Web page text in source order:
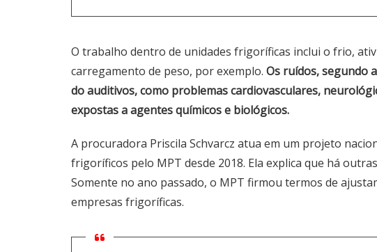
O trabalho dentro de unidades frigoríficas inclui o frio,
carregamento de peso, por exemplo. Os ruídos, segundo
do auditivos, como problemas cardiovasculares,
expostas a agentes químicos e biológicos.
A procuradora Priscila Schvarcz atua em um projeto
frigoríficos pelo MPT desde 2018. Ela explica que há
Somente no ano passado, o MPT firmou termos de
empresas frigoríficas.